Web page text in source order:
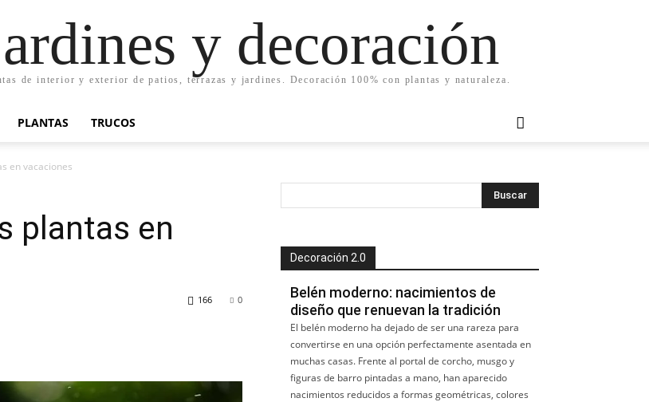
y decoración
de interior y exterior de patios, terrazas y jardines. Decoración 100% con plantas y naturaleza.
PLANTAS TRUCOS
en vacaciones
plantas en
0
166
Decoración 2.0
Belén moderno: nacimientos de
diseño que renuevan la tradición
El belén moderno ha dejado de ser una rareza para
convertirse en una opción perfectamente asentada en
muchas casas. Frente al portal de corcho, musgo y
figuras de barro pintadas a mano, han aparecido
nacimientos reducidos a formas geométricas, colores